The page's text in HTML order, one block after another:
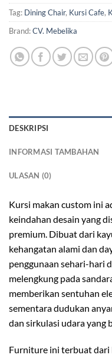
Tag: Dining Chair, Kursi Cafe,
Brand:CV. Mebelika
DESKRIPSI
INFORMASI TAMBAHAN
ULASAN (0)
Kursi makan custom ini
keindahan desain yang
premium. Dibuat dari
kehangatan alami dan
penggunaan sehari-hari
melengkung pada
memberikan sentuhan
sementara dudukan
dan sirkulasi udara yang
Furniture ini terbuat dari